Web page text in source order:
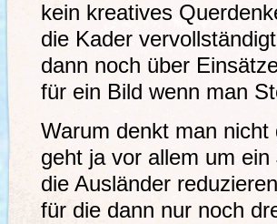
kein kreatives
die Kader
dann noch über
für ein Bild wenn man
Warum denkt man
geht ja vor allem um
die Ausländer
für die dann nur noch